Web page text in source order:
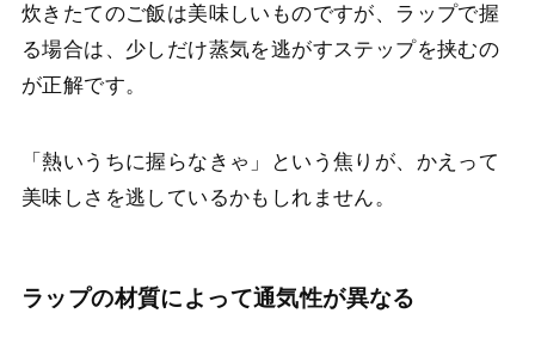
炊きたてのご飯は美味しいものですが、ラップで握
る場合は、少しだけ蒸気を逃がすステップを挟むの
が正解です。
「熱いうちに握らなきゃ」という焦りが、かえって
美味しさを逃しているかもしれません。
ラップの材質によって通気性が異なる